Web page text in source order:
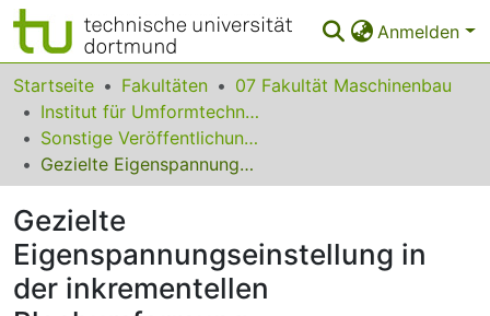
Anmelden
Bereiche & Sammlungen
Das gesamte Repositorium
Statistiken
FAQ
Leitlinien
Zurück zur Startseite
Startseite Fakultäten
07 Fakultät Maschinenbau
Institut für Umformtechnik und Leichtbau
Sonstige Veröffentlichungen
Gezielte Eigenspannungseinstellung in der inkrementellen Blechumformung
Gezielte
Eigenspannungseinstellung in
der inkrementellen